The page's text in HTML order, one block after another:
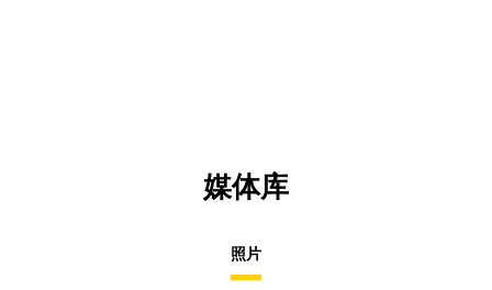
媒体库
照片